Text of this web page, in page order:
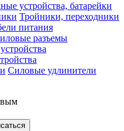
устройства, батарейки
Тройники, переходники
питания
разъемы
Силовые удлинители